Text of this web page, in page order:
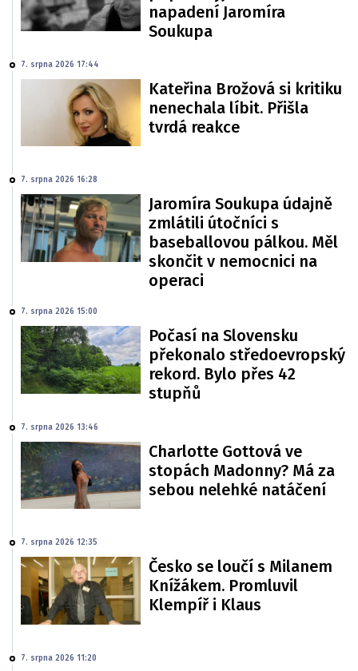
napadení Jaromíra
Soukupa
7. srpna 2026 17:44
Kateřina Brožová si kritiku
nenechala líbit. Přišla
tvrdá reakce
7. srpna 2026 16:28
Jaromíra Soukupa údajně
zmlátili útočníci s
baseballovou pálkou. Měl
skončit v nemocnici na
operaci
7. srpna 2026 15:00
Počasí na Slovensku
překonalo středoevropský
rekord. Bylo přes 42
stupňů
7. srpna 2026 13:46
Charlotte Gottová ve
stopách Madonny? Má za
sebou nelehké natáčení
7. srpna 2026 12:35
Česko se loučí s Milanem
Knížákem. Promluvil
Klempíř i Klaus
7. srpna 2026 11:20